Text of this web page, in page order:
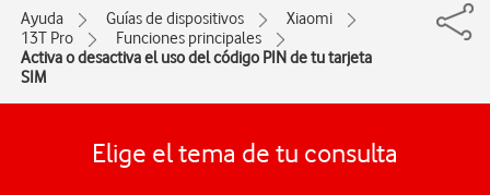
Ayuda Guías de dispositivos
Xiaomi
13T Pro
Funciones principales
Activa o desactiva el uso del código PIN de tu tarjeta
SIM
Elige el tema de tu consulta